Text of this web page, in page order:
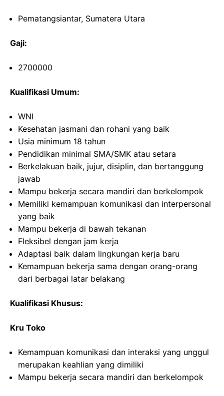
Pematangsiantar, Sumatera Utara
Gaji:
2700000
Kualifikasi Umum:
WNI
Kesehatan jasmani dan rohani yang baik
Usia minimum 18 tahun
Pendidikan minimal SMA/SMK atau setara
Berkelakuan baik, jujur, disiplin, dan bertanggung
jawab
Mampu bekerja secara mandiri dan berkelompok
Memiliki kemampuan komunikasi dan interpersonal
yang baik
Mampu bekerja di bawah tekanan
Fleksibel dengan jam kerja
Adaptasi baik dalam lingkungan kerja baru
Kemampuan bekerja sama dengan orang-orang
dari berbagai latar belakang
Kualifikasi Khusus:
Kru Toko
Kemampuan komunikasi dan interaksi yang unggul
merupakan keahlian yang dimiliki
Mampu bekerja secara mandiri dan berkelompok